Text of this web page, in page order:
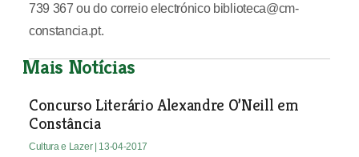
739 367 ou do correio electrónico biblioteca@cm-
constancia.pt.
Mais Notícias
Concurso Literário Alexandre O’Neill em
Constância
Cultura e Lazer | 13-04-2017